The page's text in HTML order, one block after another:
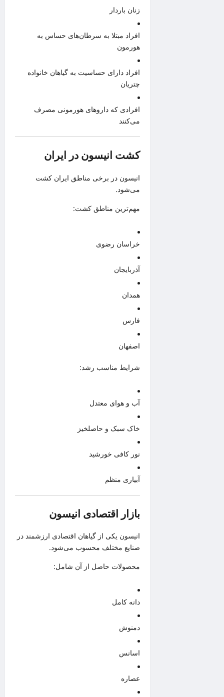
زنان باردار
افراد مبتلا به سرطان‌های حساس به
هورمون
افراد دارای حساسیت به گیاهان خانواده
چتریان
افرادی که داروهای هورمونی مصرف
می‌کنند
کشت انیسون در ایران
انیسون در برخی مناطق ایران کشت
می‌شود.
مهم‌ترین مناطق کشت:
خراسان رضوی
آذربایجان
همدان
فارس
اصفهان
شرایط مناسب رشد:
آب و هوای معتدل
خاک سبک و حاصلخیز
نور کافی خورشید
آبیاری منظم
بازار اقتصادی انیسون
انیسون یکی از گیاهان اقتصادی ارزشمند در
صنایع مختلف محسوب می‌شود.
محصولات حاصل از آن شامل:
دانه کامل
دمنوش
اسانس
عصاره